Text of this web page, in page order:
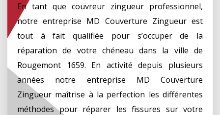
En tant que couvreur zingueur professionnel,
notre entreprise MD Couverture Zingueur est
tout à fait qualifiée pour s’occuper de la
réparation de votre chéneau dans la ville de
Rougemont 1659. En activité depuis plusieurs
années notre entreprise MD Couverture
Zingueur maîtrise à la perfection les différentes
méthodes pour réparer les fissures sur votre